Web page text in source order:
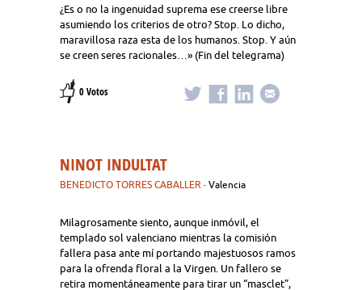
¿Es o no la ingenuidad suprema ese creerse libre
asumiendo los criterios de otro? Stop. Lo dicho,
maravillosa raza esta de los humanos. Stop. Y aún
se creen seres racionales…» (Fin del telegrama)
0 Votos
NINOT INDULTAT
BENEDICTO TORRES CABALLER · Valencia
Milagrosamente siento, aunque inmóvil, el
templado sol valenciano mientras la comisión
fallera pasa ante mí portando majestuosos ramos
para la ofrenda floral a la Virgen. Un fallero se
retira momentáneamente para tirar un “masclet”,